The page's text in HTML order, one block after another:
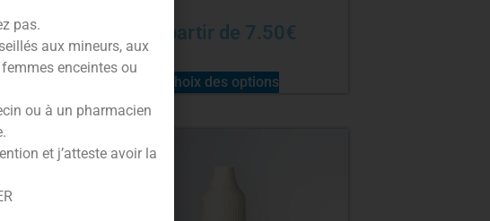
ou
À partir de 7.50€
Choix des options
pas.
aux mineurs, aux
enceintes ou
ou à un pharmacien
et j’atteste avoir la